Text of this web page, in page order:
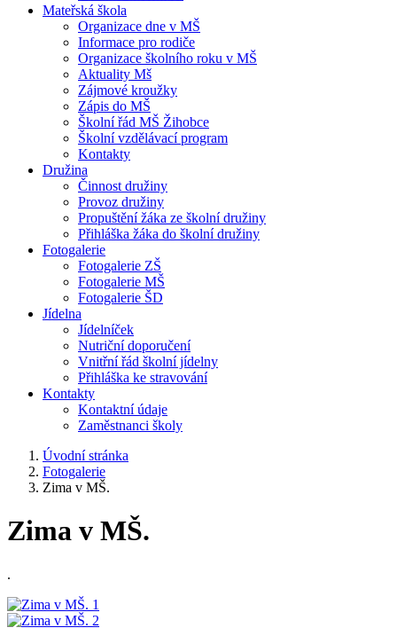
Mateřská škola
Organizace dne v MŠ
Informace pro rodiče
Organizace školního roku v MŠ
Aktuality Mš
Zájmové kroužky
Zápis do MŠ
Školní řád MŠ Žihobce
Školní vzdělávací program
Kontakty
Družina
Činnost družiny
Provoz družiny
Propuštění žáka ze školní družiny
Přihláška žáka do školní družiny
Fotogalerie
Fotogalerie ZŠ
Fotogalerie MŠ
Fotogalerie ŠD
Jídelna
Jídelníček
Nutriční doporučení
Vnitřní řád školní jídelny
Přihláška ke stravování
Kontakty
Kontaktní údaje
Zaměstnanci školy
Úvodní stránka
Fotogalerie
Zima v MŠ.
Zima v MŠ.
.